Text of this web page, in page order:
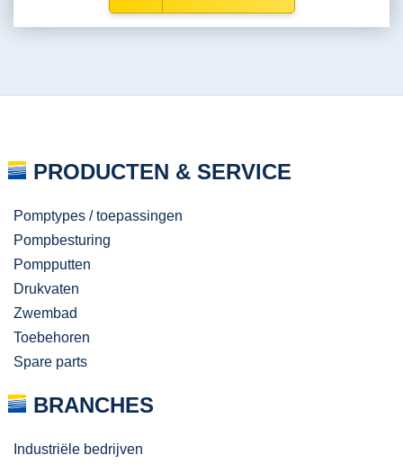
PRODUCTEN & SERVICE
Pomptypes / toepassingen
Pompbesturing
Pompputten
Drukvaten
Zwembad
Toebehoren
Spare parts
BRANCHES
Industriële bedrijven